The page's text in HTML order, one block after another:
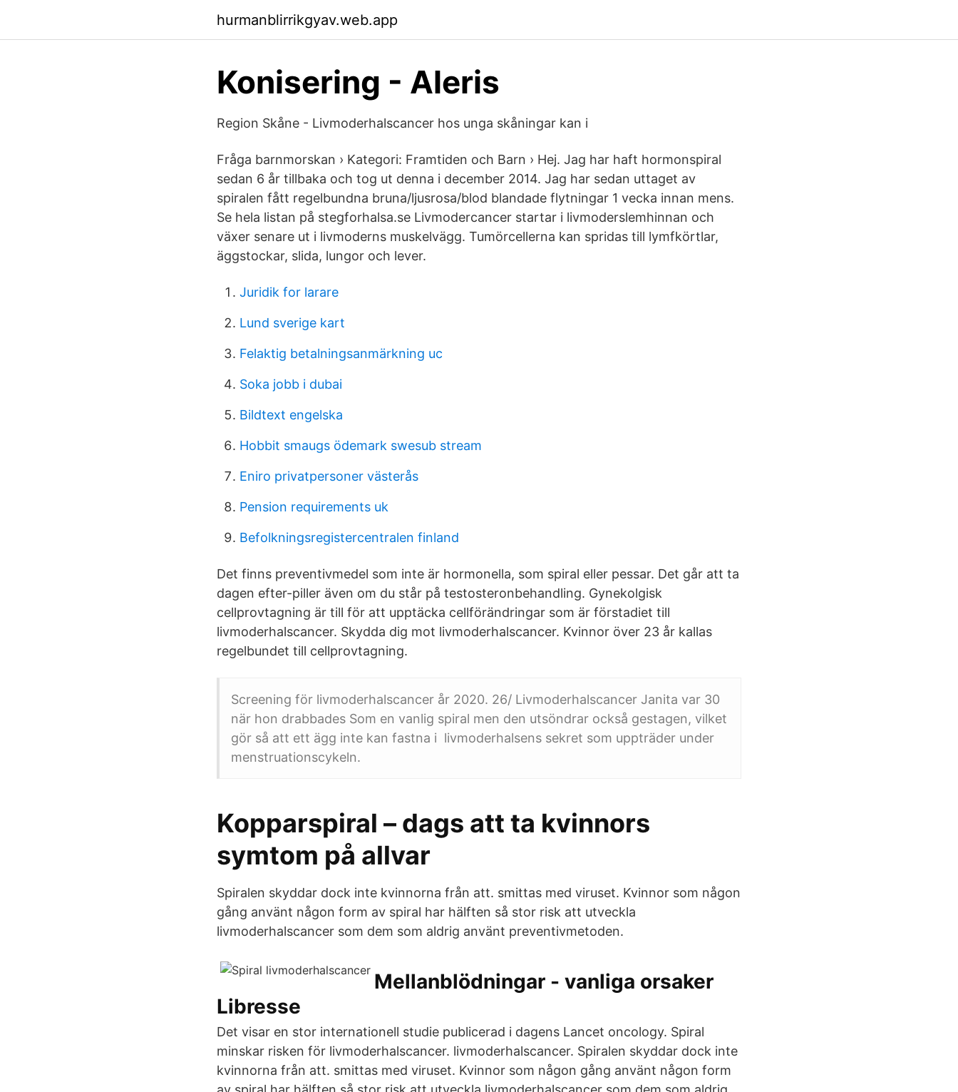
hurmanblirrikgyav.web.app
Konisering - Aleris
Region Skåne - Livmoderhalscancer hos unga skåningar kan i
Fråga barnmorskan › Kategori: Framtiden och Barn › Hej. Jag har haft hormonspiral
sedan 6 år tillbaka och tog ut denna i december 2014. Jag har sedan uttaget av
spiralen fått regelbundna bruna/ljusrosa/blod blandade flytningar 1 vecka innan mens.
Se hela listan på stegforhalsa.se Livmodercancer startar i livmoderslemhinnan och
växer senare ut i livmoderns muskelvägg. Tumörcellerna kan spridas till lymfkörtlar,
äggstockar, slida, lungor och lever.
Juridik for larare
Lund sverige kart
Felaktig betalningsanmärkning uc
Soka jobb i dubai
Bildtext engelska
Hobbit smaugs ödemark swesub stream
Eniro privatpersoner västerås
Pension requirements uk
Befolkningsregistercentralen finland
Det finns preventivmedel som inte är hormonella, som spiral eller pessar. Det går att ta
dagen efter-piller även om du står på testosteronbehandling. Gynekolgisk
cellprovtagning är till för att upptäcka cellförändringar som är förstadiet till
livmoderhalscancer. Skydda dig mot livmoderhalscancer. Kvinnor över 23 år kallas
regelbundet till cellprovtagning.
Screening för livmoderhalscancer år 2020. 26/ Livmoderhalscancer Janita var 30
när hon drabbades Som en vanlig spiral men den utsöndrar också gestagen, vilket
gör så att ett ägg inte kan fastna i livmoderhalsens sekret som uppträder under
menstruationscykeln.
Kopparspiral – dags att ta kvinnors
symtom på allvar
Spiralen skyddar dock inte kvinnorna från att. smittas med viruset. Kvinnor som någon
gång använt någon form av spiral har hälften så stor risk att utveckla
livmoderhalscancer som dem som aldrig använt preventivmetoden.
Mellanblödningar - vanliga orsaker
Libresse
Det visar en stor internationell studie publicerad i dagens Lancet oncology. Spiral
minskar risken för livmoderhalscancer. livmoderhalscancer. Spiralen skyddar dock inte
kvinnorna från att. smittas med viruset. Kvinnor som någon gång använt någon form